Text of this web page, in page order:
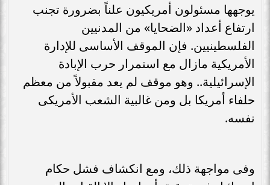
يوجهها مسئولون أمريكيون علناً بضرورة تجنب
ارتفاع أعداد «الضحايا» من المدنيين
الفلسطينيين. فإن الموقف الأساسى للإدارة
الأمريكية مازال مع استمرار حرب الإبادة
الإسرائيلية.. وهو موقف لم يعد مقبولاً من معظم
حلفاء أمريكا بل ومن غالبية الشعب الأمريكى
نفسه.
وفى مواجهة ذلك، ومع انكشاف فشل حكام